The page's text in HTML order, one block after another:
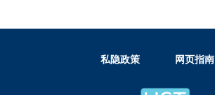
私隐政策 网页指南